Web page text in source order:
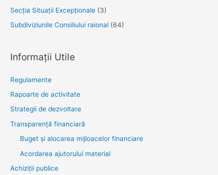
Secția Situații Excepționale (3)
Subdiviziunile Consiliului raional (64)
Informații Utile
Regulamente
Rapoarte de activitate
Strategii de dezvoltare
Transparenţă financiară
Buget și alocarea mijloacelor financiare
Acordarea ajutorului material
Achiziţii publice